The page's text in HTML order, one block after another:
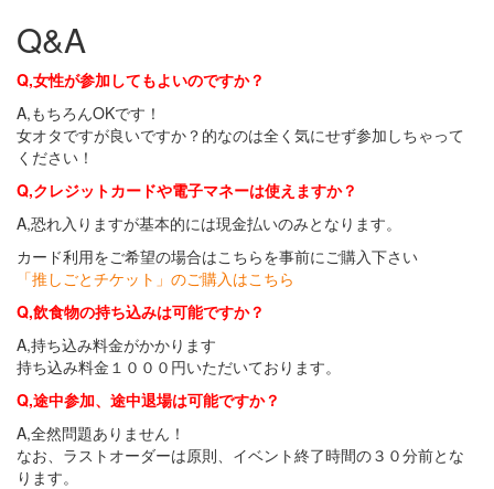
Q&A
Q,女性が参加してもよいのですか？
A,もちろんOKです！
女オタですが良いですか？的なのは全く気にせず参加しちゃって
ください！
Q,クレジットカードや電子マネーは使えますか？
A,恐れ入りますが基本的には現金払いのみとなります。
カード利用をご希望の場合はこちらを事前にご購入下さい
「推しごとチケット」のご購入はこちら
Q,飲食物の持ち込みは可能ですか？
A,持ち込み料金がかかります
持ち込み料金１０００円いただいております。
Q,途中参加、途中退場は可能ですか？
A,全然問題ありません！
なお、ラストオーダーは原則、イベント終了時間の３０分前とな
ります。